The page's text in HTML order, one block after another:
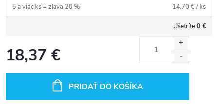
5 a viac ks = zľava 20 % 14,70 €/ ks
Ušetríte0 €
18,37 €
PRIDAŤ DO KOŠÍKA